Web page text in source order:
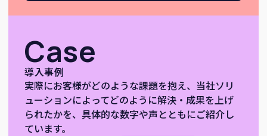
Case
導入事例
実際にお客様がどのような課題を抱え、当社ソリ
ューションによってどのように解決・成果を上げ
られたかを、具体的な数字や声とともにご紹介し
ています。